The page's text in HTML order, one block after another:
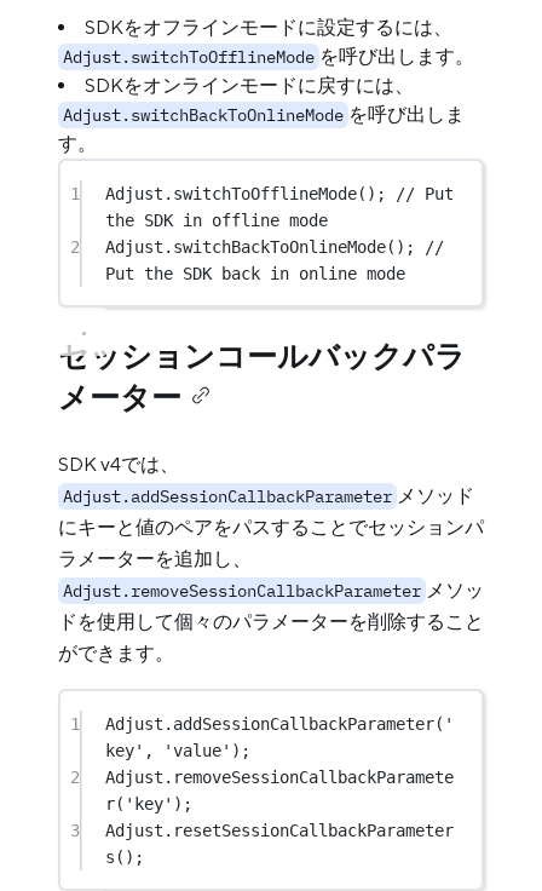
SDKをオフラインモードに設定するには、
Adjust.switchToOfflineMode を呼び出します。
SDKをオンラインモードに戻すには、
Adjust.switchBackToOnlineMode を呼び出しま
す。
1 Adjust . switchToOfflineMode();
// Put
the SDK in offline mode
2
Adjust . switchBackToOnlineMode();
//
Put the SDK back in online mode
セッションコールバックパラ
メーター
SDK v4では、
Adjust.addSessionCallbackParameter メソッド
にキーと値のペアをパスすることでセッションパ
ラメーターを追加し、
Adjust.removeSessionCallbackParameter メソッ
ドを使用して個々のパラメーターを削除すること
ができます。
1 Adjust . addSessionCallbackParameter( '
key' , 'value' );
2
Adjust . removeSessionCallbackParamete
r( 'key' );
3
Adjust . resetSessionCallbackParameter
s ();